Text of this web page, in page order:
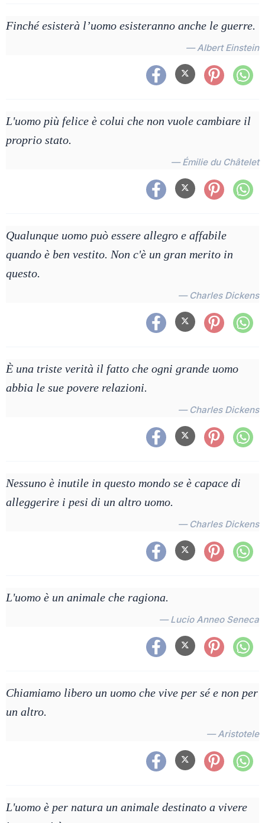
Finché esisterà l’uomo esisteranno anche le guerre.
— Albert Einstein
L'uomo più felice è colui che non vuole cambiare il
proprio stato.
— Émilie du Châtelet
Qualunque uomo può essere allegro e affabile
quando è ben vestito. Non c'è un gran merito in
questo.
— Charles Dickens
È una triste verità il fatto che ogni grande uomo
abbia le sue povere relazioni.
— Charles Dickens
Nessuno è inutile in questo mondo se è capace di
alleggerire i pesi di un altro uomo.
— Charles Dickens
L'uomo è un animale che ragiona.
— Lucio Anneo Seneca
Chiamiamo libero un uomo che vive per sé e non per
un altro.
— Aristotele
L'uomo è per natura un animale destinato a vivere